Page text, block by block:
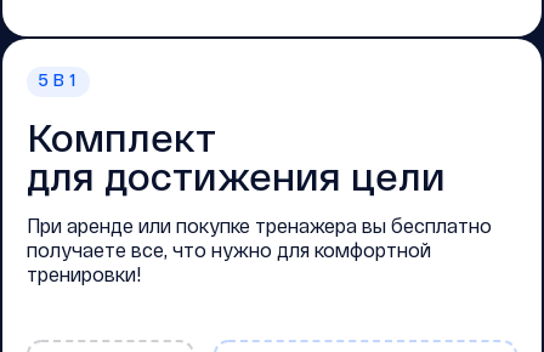
5 В 1
Комплект
для достижения цели
При аренде или покупке тренажера вы бесплатно
получаете все, что нужно для комфортной
тренировки!